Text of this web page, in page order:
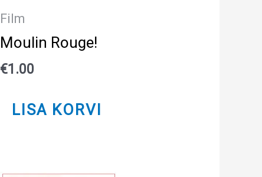
Film
Moulin Rouge!
€1.00
LISA KORVI